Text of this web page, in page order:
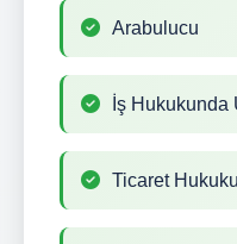
Arabulucu
İş Hukukunda
Ticaret